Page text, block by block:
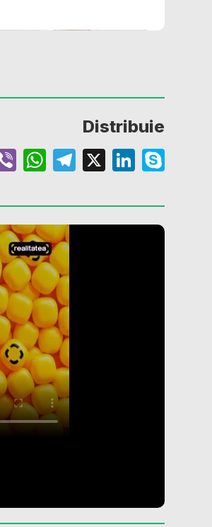
Distribuie
ViberWhatsApp
Telegram
X LinkedIn